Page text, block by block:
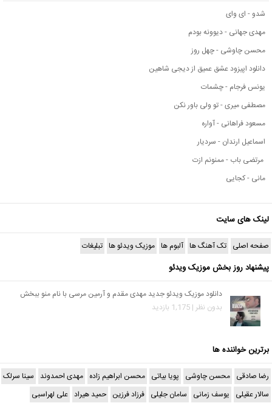
شدو - ای وای
مهدی جهانی - دیوونه بودم
محسن چاوشی - چهل روز
دانلود اپیزود عشق عمیق از دیجی شاهین
یونس فرجام - چشمات
مصطفی میری - تو ولی باور نکن
مسعود فراهانی - آواره
اسماعیل ارندان - سردیار
مرتضی باب - ممنونم ازت
مانی - کجایی
لینک های سایت
صفحه اصلی تک آهنگ ها آلبوم ها موزیک ویدئو ها تبلیغات
پیشنهاد روز بخش موزیک ویدئو
دانلود موزیک ویدئو جدید مهدی مقدم و آرمین مرسی با نام منو ببخش
بدون نظر | 1,175 بازدید
برترین خواننده ها
رضا صادقی محسن چاوشی پویا بیاتی محسن ابراهیم زاده مهدی احمدوند سینا سرلک
سالار عقیلی یوسف زمانی سامان جلیلی فرزاد فرزین حمید هیراد علی لهراسبی